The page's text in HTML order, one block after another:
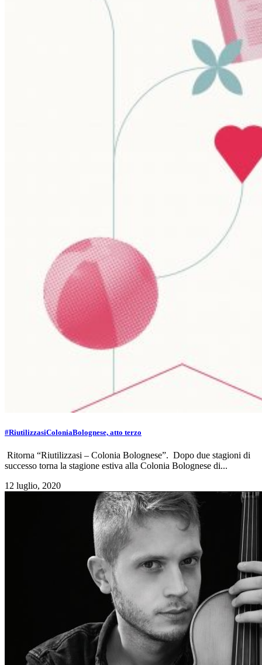
#RiutilizzasiColoniaBolognese, atto terzo
Ritorna “Riutilizzasi – Colonia Bolognese”. Dopo due stagioni di
successo torna la stagione estiva alla Colonia Bolognese di...
12 luglio, 2020